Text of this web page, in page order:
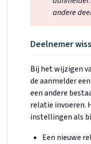
andere
Deelnemer
Bij het wijzigen
de aanmelder
een andere
relatie invoeren.
instellingen als
Een nieuwe